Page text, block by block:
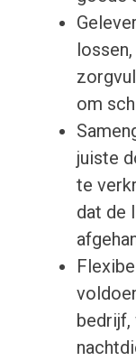
om
juiste
te
dat de
bedrijf,